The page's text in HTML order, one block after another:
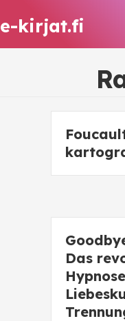
e-kirjat.fi
Das